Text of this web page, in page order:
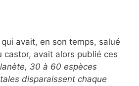
qui avait, en son temps, salué
castor, avait alors publié ces
30 à 60 espèces
disparaissent chaque